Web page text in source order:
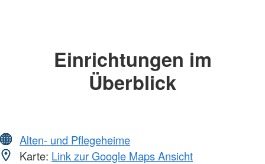
Einrichtungen im
Überblick
Alten- und Pflegeheime
Karte: Link zur Google Maps Ansicht